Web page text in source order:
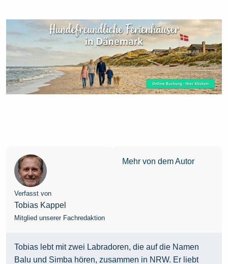
Verfasst von
Tobias Kappel
Mitglied unserer Fachredaktion
Mehr von dem Autor
Tobias lebt mit zwei Labradoren, die auf die Namen
Balu und Simba hören, zusammen in NRW. Er liebt